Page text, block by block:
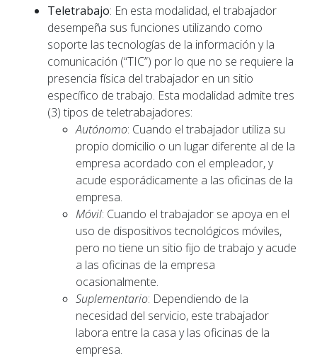
Teletrabajo: En esta modalidad, el trabajador
desempeña sus funciones utilizando como
soporte las tecnologías de la información y la
comunicación (“TIC”) por lo que no se requiere la
presencia física del trabajador en un sitio
específico de trabajo. Esta modalidad admite tres
(3) tipos de teletrabajadores:
Autónomo: Cuando el trabajador utiliza su
propio domicilio o un lugar diferente al de la
empresa acordado con el empleador, y
acude esporádicamente a las oficinas de la
empresa.
Móvil: Cuando el trabajador se apoya en el
uso de dispositivos tecnológicos móviles,
pero no tiene un sitio fijo de trabajo y acude
a las oficinas de la empresa
ocasionalmente.
Suplementario: Dependiendo de la
necesidad del servicio, este trabajador
labora entre la casa y las oficinas de la
empresa.